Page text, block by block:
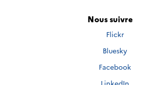
Nous suivre
Nous
sur
Flickr
Nous
sur
Bluesky
Nous
Facebook
Nous
LinkedIn